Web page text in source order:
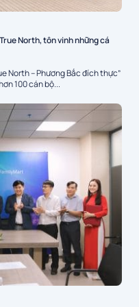
North, tôn vinh những cá
North – Phương Bắc đích thực”
100 cán bộ...